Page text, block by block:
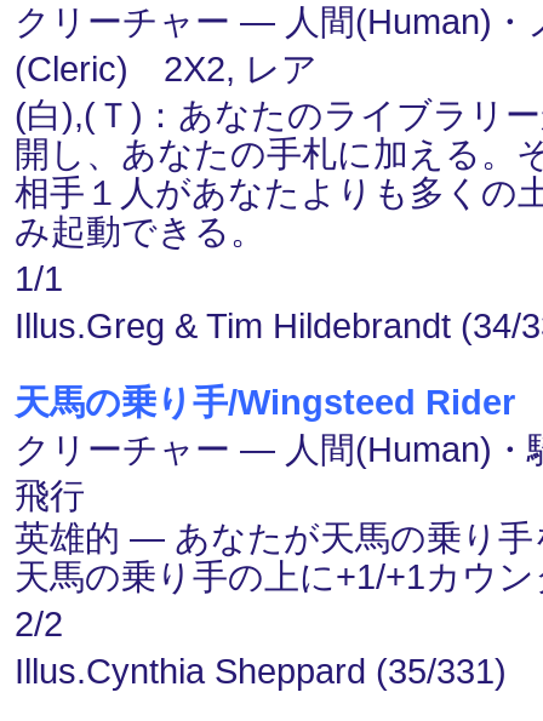
クリーチャー ― 人間(Human)
(Cleric) 2X2, レア
(白),(Ｔ)：あなたのライブラリ
開し、あなたの手札に加える。
相手１人があなたよりも多くの
み起動できる。
1/1
Illus.Greg & Tim Hildebrandt (34/
天馬の乗り手/Wingsteed Rider
クリーチャー ― 人間(Human)
飛行
英雄的 ― あなたが天馬の乗り
天馬の乗り手の上に+1/+1カウ
2/2
Illus.Cynthia Sheppard (35/331)